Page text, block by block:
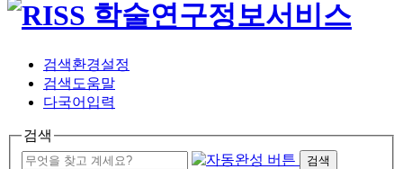
검색환경설정
검색도움말
다국어입력
검색
검색